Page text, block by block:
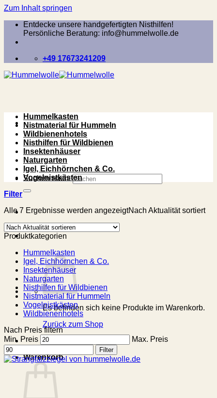
Zum Inhalt springen
Entdecke unsere handgefertigten Nisthilfen!
Persönliche Beratung: info@hummelwolle.de
+49 17673241209
Suchen nach:
Es befinden sich keine Produkte im Warenkorb.
Zurück zum Shop
Warenkorb
Hummelkasten
Nistmaterial für Hummeln
Wildbienenhotels
Nisthilfen für Wildbienen
Insektenhäuser
Naturgarten
Igel, Eichhörnchen & Co.
Vogelnistkästen
Filter
Alle 7 Ergebnisse werden angezeigtNach Aktualität sortiert
Produktkategorien
Hummelkasten
Igel, Eichhörnchen & Co.
Insektenhäuser
Naturgarten
Nisthilfen für Wildbienen
Nistmaterial für Hummeln
Vogelnistkästen
Wildbienenhotels
Nach Preis filtern
Min. Preis
Max. Preis
Filter